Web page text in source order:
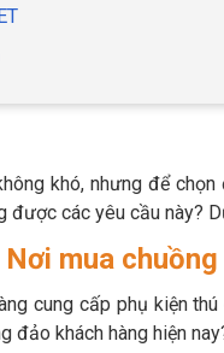
khó, nhưng để
được các yêu cầu này?
mua
cung cấp phụ kiện
đảo khách hàng hiện